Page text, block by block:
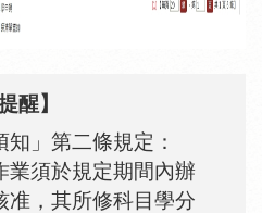
醒】
知」第二條規定：
業須於規定期間內辦
准，其所修科目學分